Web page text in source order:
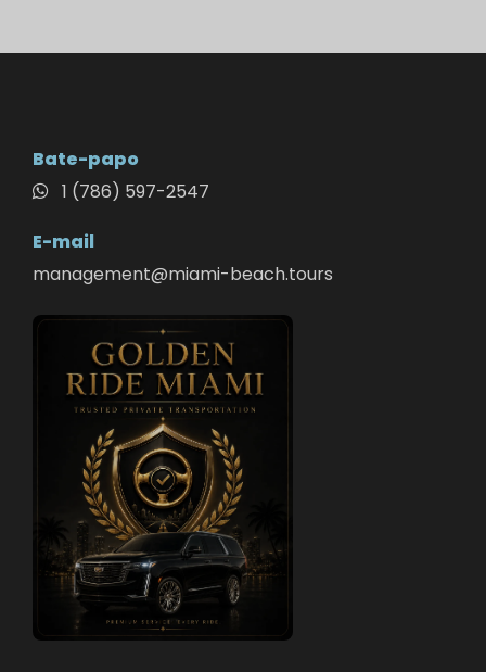
Bate-papo
1 (786) 597-2547
E-mail
management@miami-beach.tours